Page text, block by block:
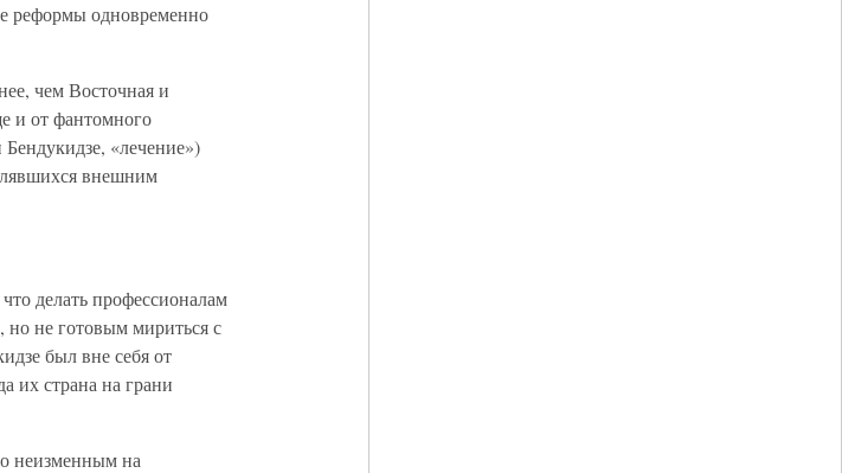
реформы одновременно
чем Восточная и
и от фантомного
«лечение»)
внешним
делать профессионалам
но не готовым мириться с
был вне себя от
их страна на грани
неизменным на